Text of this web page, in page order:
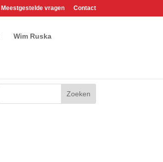
Meestgestelde vragen Contact
Wim Ruska